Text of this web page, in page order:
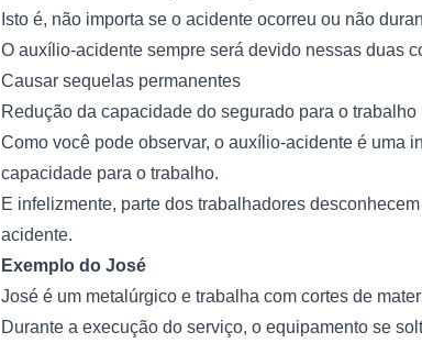
Isto é, não importa se o acidente ocorreu ou não
O auxílio-acidente sempre será devido nessas duas
Causar sequelas permanentes
Redução da capacidade do segurado para o trabalho
Como você pode observar, o auxílio-acidente é uma
capacidade para o trabalho.
E infelizmente, parte dos trabalhadores
acidente.
Exemplo do José
José é um metalúrgico e trabalha com cortes de
Durante a execução do serviço, o equipamento se